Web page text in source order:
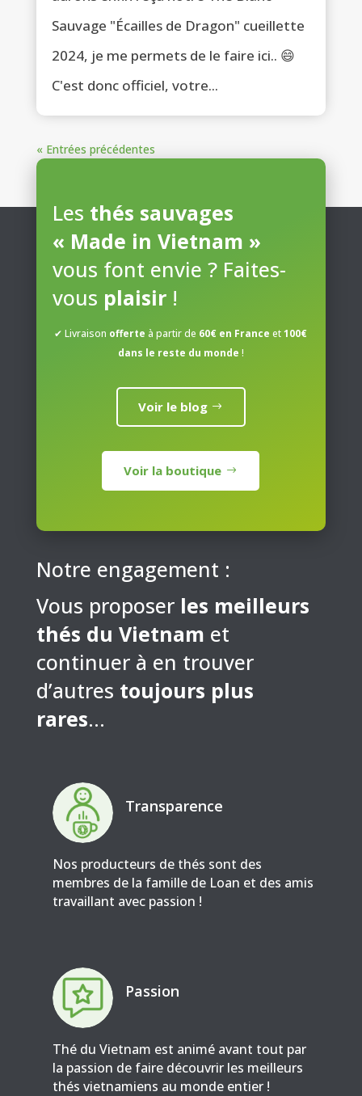
Sauvage "Écailles de Dragon" cueillette
2024, je me permets de le faire ici.. 😄
C'est donc officiel, votre...
« Entrées précédentes
Les thés sauvages
« Made in Vietnam »
vous font envie ? Faites-
vous plaisir!
✔ Livraison offerte à partir de 60€ en France et100€
dans le reste du monde !
Voir le blog
Voir la boutique
Notre engagement :
Vous proposer les meilleurs
thés du Vietnam et
continuer à en trouver
d’autres toujours plus
rares…
Transparence
Nos producteurs de thés sont des
membres de la famille de Loan et des amis
travaillant avec passion !
Passion
Thé du Vietnam est animé avant tout par
la passion de faire découvrir les meilleurs
thés vietnamiens au monde entier !